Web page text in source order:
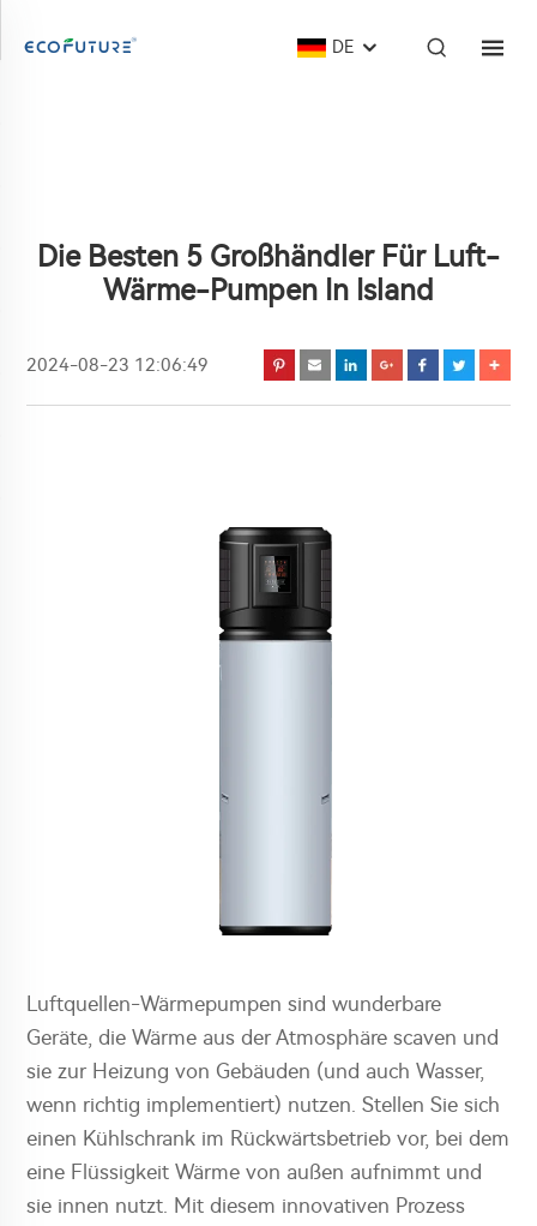
DE
Die Besten 5 Großhändler Für Luft-
Wärme-Pumpen In Island
2024-08-23 12:06:49
Luftquellen-Wärmepumpen sind wunderbare
Geräte, die Wärme aus der Atmosphäre scaven und
sie zur Heizung von Gebäuden (und auch Wasser,
wenn richtig implementiert) nutzen. Stellen Sie sich
einen Kühlschrank im Rückwärtsbetrieb vor, bei dem
eine Flüssigkeit Wärme von außen aufnimmt und
sie innen nutzt. Mit diesem innovativen Prozess